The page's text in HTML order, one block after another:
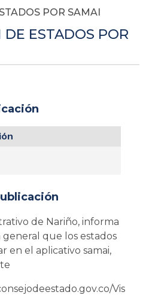
POR SAMAI
ESTADOS POR
de Nariño, informa
que los estados
en el aplicativo samai,
Vis